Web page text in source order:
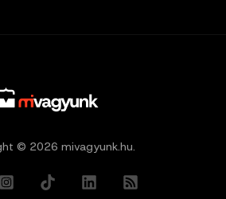
© 2026 mivagyunk.hu.